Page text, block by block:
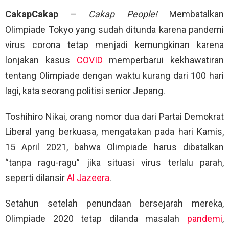
CakapCakap – Cakap People!Membatalkan
Olimpiade Tokyo yang sudah ditunda karena pandemi
virus corona tetap menjadi kemungkinan karena
lonjakan kasus COVID memperbarui kekhawatiran
tentang Olimpiade dengan waktu kurang dari 100 hari
lagi, kata seorang politisi senior Jepang.
Toshihiro Nikai, orang nomor dua dari Partai Demokrat
Liberal yang berkuasa, mengatakan pada hari Kamis,
15 April 2021, bahwa Olimpiade harus dibatalkan
“tanpa ragu-ragu” jika situasi virus terlalu parah,
seperti dilansirAl Jazeera.
Setahun setelah penundaan bersejarah mereka,
Olimpiade 2020 tetap dilanda masalah pandemi,